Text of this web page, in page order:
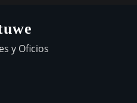
y Oficios